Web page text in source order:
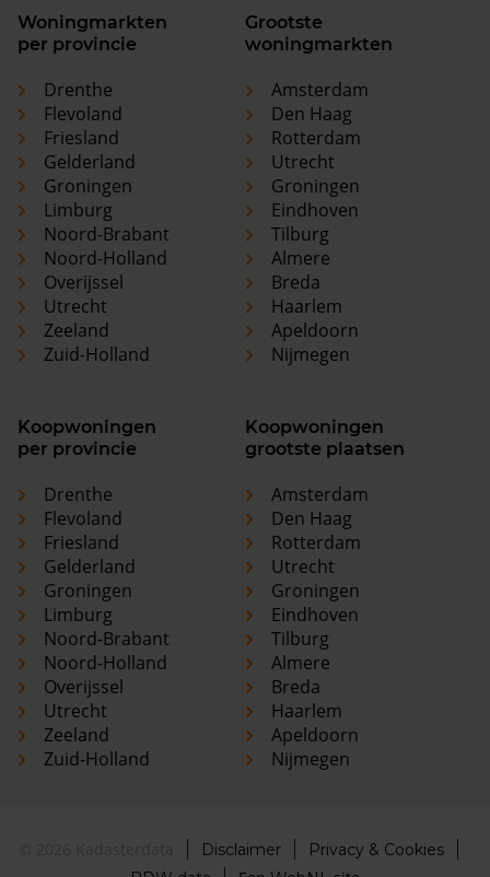
Woningmarkten
per provincie
Drenthe
Flevoland
Friesland
Gelderland
Groningen
Limburg
Noord-Brabant
Noord-Holland
Overijssel
Utrecht
Zeeland
Zuid-Holland
Grootste
woningmarkten
Amsterdam
Den Haag
Rotterdam
Utrecht
Groningen
Eindhoven
Tilburg
Almere
Breda
Haarlem
Apeldoorn
Nijmegen
Koopwoningen
per provincie
Drenthe
Flevoland
Friesland
Gelderland
Groningen
Limburg
Noord-Brabant
Noord-Holland
Overijssel
Utrecht
Zeeland
Zuid-Holland
Koopwoningen
grootste plaatsen
Amsterdam
Den Haag
Rotterdam
Utrecht
Groningen
Eindhoven
Tilburg
Almere
Breda
Haarlem
Apeldoorn
Nijmegen
Disclaimer
Privacy & Cookies